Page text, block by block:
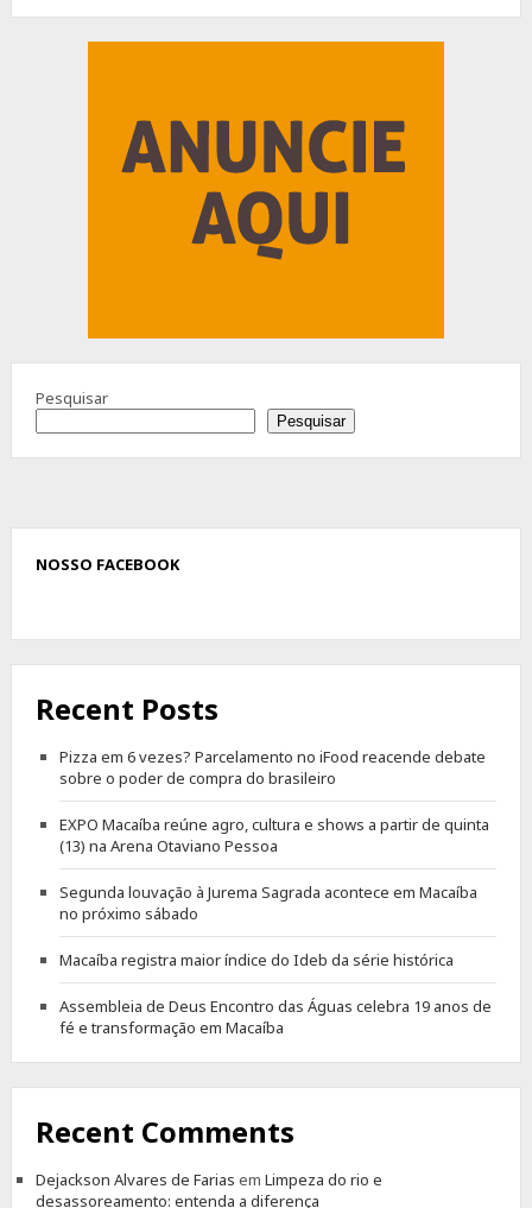
Pesquisar
Pesquisar
NOSSO FACEBOOK
Recent Posts
Pizza em 6 vezes? Parcelamento no iFood reacende debate
sobre o poder de compra do brasileiro
EXPO Macaíba reúne agro, cultura e shows a partir de quinta
(13) na Arena Otaviano Pessoa
Segunda louvação à Jurema Sagrada acontece em Macaíba
no próximo sábado
Macaíba registra maior índice do Ideb da série histórica
Assembleia de Deus Encontro das Águas celebra 19 anos de
fé e transformação em Macaíba
Recent Comments
Dejackson Alvares de Farias em Limpeza do rio e
desassoreamento: entenda a diferença